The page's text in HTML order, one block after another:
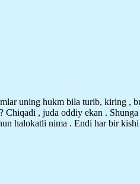
uning hukm bila turib, kiring ,
, juda oddiy ekan .
halokatli nima . Endi har bir